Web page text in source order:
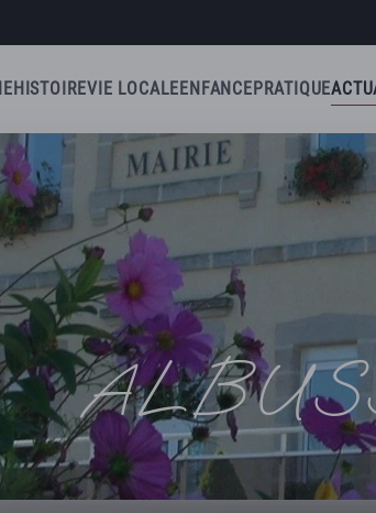
HISTOIREVIE LOCALEENFANCEPRATIQUE